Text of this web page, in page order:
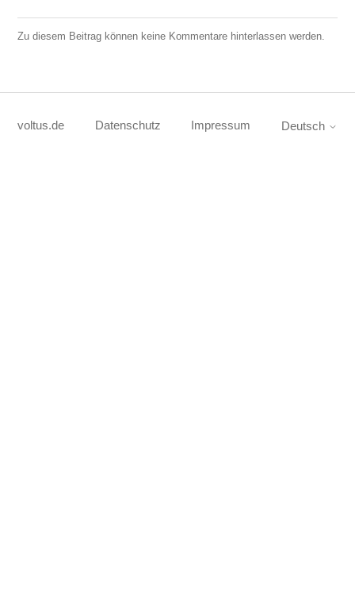
Zu diesem Beitrag können keine Kommentare hinterlassen werden.
voltus.de Datenschutz Impressum Deutsch